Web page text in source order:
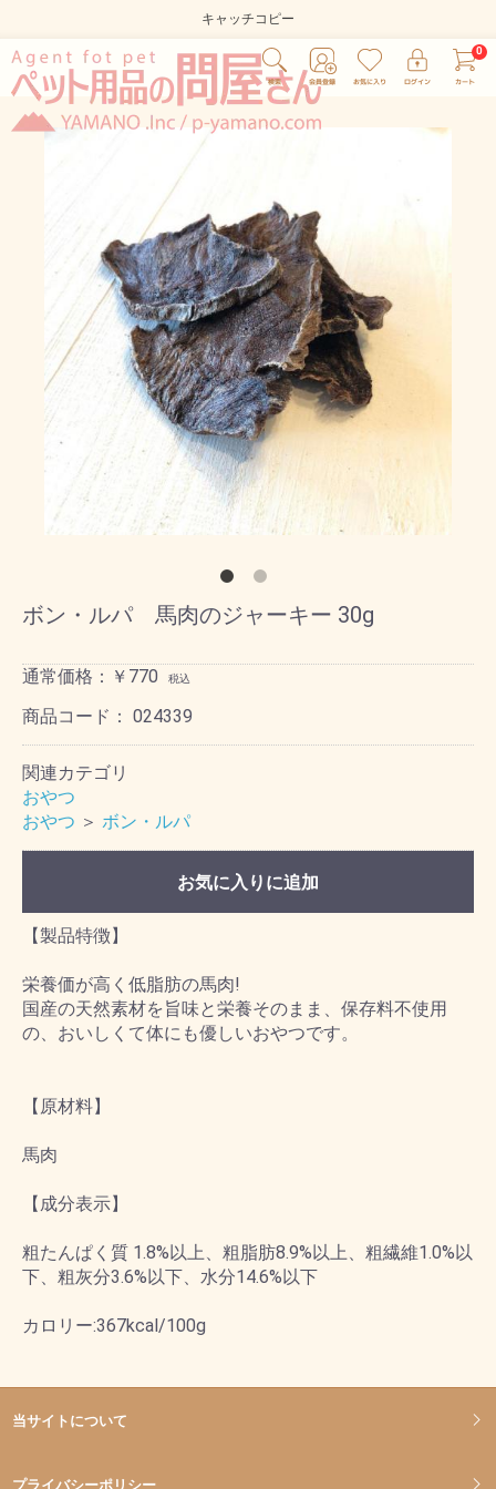
キャッチコピー
ボン・ルパ 馬肉のジャーキー 30g
通常価格：￥770 税込
商品コード： 024339
関連カテゴリ
おやつ
おやつ ＞ ボン・ルパ
お気に入りに追加
【製品特徴】
栄養価が高く低脂肪の馬肉!
国産の天然素材を旨味と栄養そのまま、保存料不使用
の、おいしくて体にも優しいおやつです。
【原材料】
馬肉
【成分表示】
粗たんぱく質 1.8%以上、粗脂肪8.9%以上、粗繊維1.0%以
下、粗灰分3.6%以下、水分14.6%以下
カロリー:367kcal/100g
当サイトについて
プライバシーポリシー